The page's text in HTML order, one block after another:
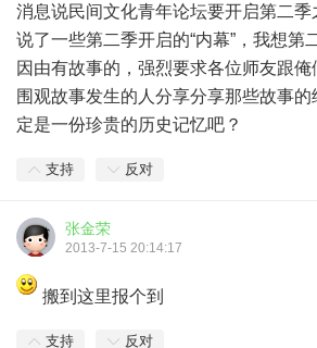
消息说民间文化青年论坛要开启第二
说了一些第二季开启的“内幕”，我想第
因由有故事的，强烈要求各位师友跟
围观故事发生的人分享分享那些故事
定是一份珍贵的历史记忆吧？
支持 反对
张金荣
2013-7-15 20:14:17
搬到这里报个到
支持 反对